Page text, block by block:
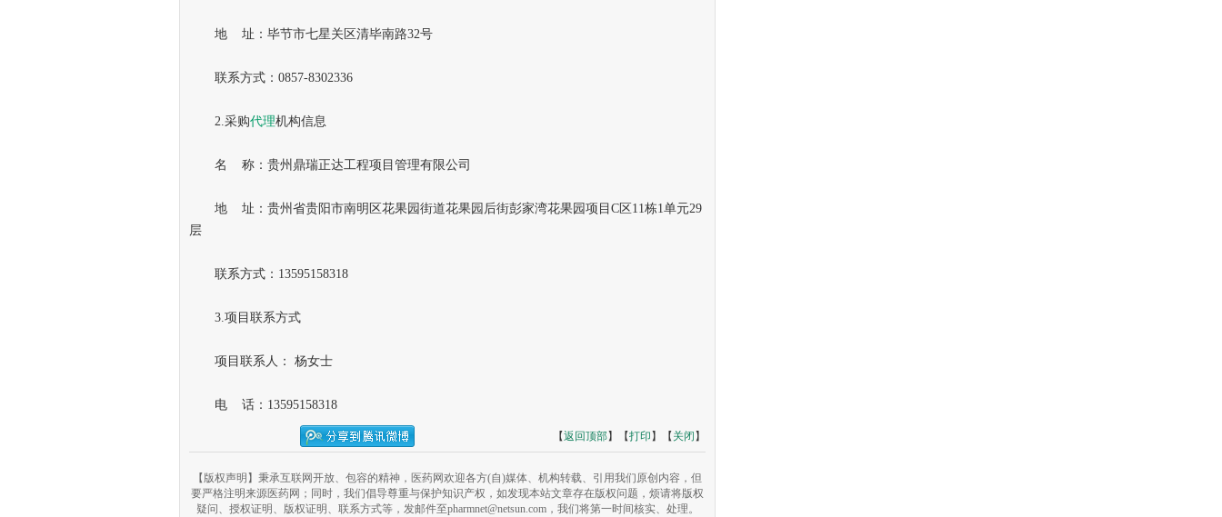
地 址：毕节市七星关区清毕南路32号
联系方式：0857-8302336
2.采购代理机构信息
名 称：贵州鼎瑞正达工程项目管理有限公司
地 址：贵州省贵阳市南明区花果园街道花果园后街彭家湾花果园项目C区11栋1单元29
层
联系方式：13595158318
3.项目联系方式
项目联系人： 杨女士
电 话：13595158318
【返回顶部】【打印 】【 关闭 】
【版权声明】秉承互联网开放、包容的精神，医药网欢迎各方(自)媒体、机构转载、引用我们原创内容，但
要严格注明来源医药网；同时，我们倡导尊重与保护知识产权，如发现本站文章存在版权问题，烦请将版权
疑问、授权证明、版权证明、联系方式等，发邮件至pharmnet@netsun.com，我们将第一时间核实、处理。